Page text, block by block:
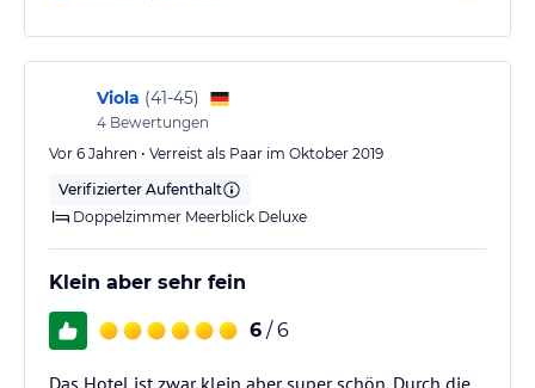
Viola (41-45)
4 Bewertungen
Vor 6 Jahren • Verreist als Paar im Oktober 2019
Verifizierter Aufenthalt
Doppelzimmer Meerblick Deluxe
Klein aber sehr fein
6 / 6
Das Hotel ist zwar klein aber super schön. Durch die